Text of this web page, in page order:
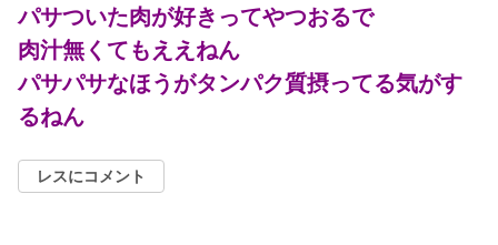
パサついた肉が好きってやつおるで
肉汁無くてもええねん
パサパサなほうがタンパク質摂ってる気がす
るねん
レスにコメント